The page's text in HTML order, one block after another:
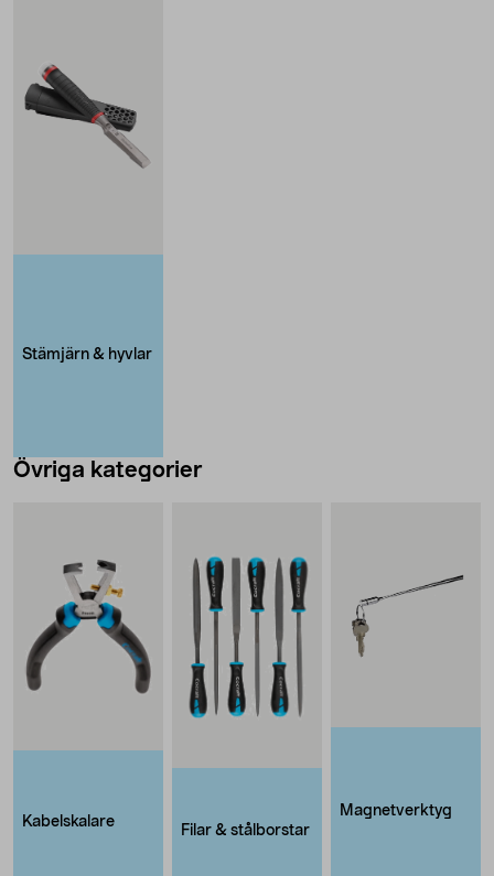
Stämjärn & hyvlar
Övriga kategorier
Kabelskalare
Filar & stålborstar
Magnetverktyg